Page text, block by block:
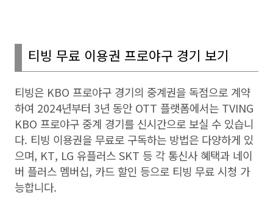
티빙 무료 이용권 프로야구 경기 보기
티빙은 KBO 프로야구 경기의 중계권을 독점으로 계약
하여 2024년부터 3년 동안 OTT 플랫폼에서는 TVING
KBO 프로야구 중계 경기를 신시간으로 보실 수 있습니
다. 티빙 이용권을 무료로 구독하는 방법은 다양하게 있
으며, KT, LG 유플러스SKT 등 각 통신사 혜택과 네이
버 플러스 멤버십, 카드 할인 등으로 티빙 무료 시청 가
능합니다.